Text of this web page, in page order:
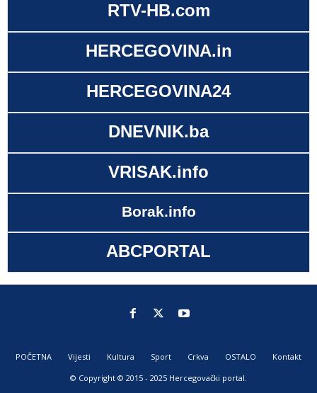
RTV-HB.com
HERCEGOVINA.in
HERCEGOVINA24
DNEVNIK.ba
VRISAK.info
Borak.info
ABCPORTAL
POČETNA Vijesti Kultura Sport Crkva OSTALO
Kontakt
© Copyright © 2015 - 2025 Hercegovački portal.